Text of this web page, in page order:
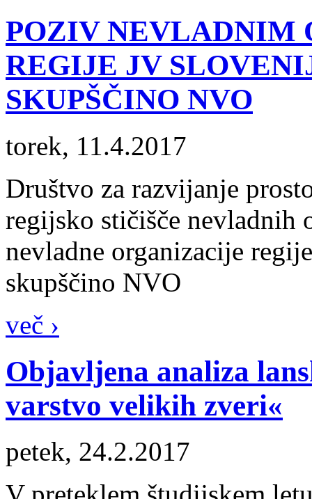
POZIV NEVLADNIM
REGIJE JV
SKUPŠČINO NVO
torek, 11.4.2017
Društvo za razvijanje
regijsko stičišče nevladnih
nevladne organizacije
skupščino NVO
več ›
Objavljena analiza
varstvo velikih zveri«
petek, 24.2.2017